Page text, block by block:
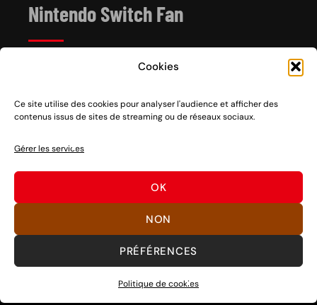
Cookies
Ce site utilise des cookies pour analyser l'audience et afficher des
contenus issus de sites de streaming ou de réseaux sociaux.
Gérer les services
OK
NON
PRÉFÉRENCES
Politique de cookies
Nintendo Switch Fan
Depuis 2017, Nintendo Switch Fan est un site de
Switch 1 et 2, sortie le 3 mars 2017.
partages sociaux aux clics sur nos liens en passant par
Bons jeux !
©SWITCH FAN